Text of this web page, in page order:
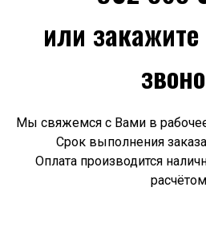
или
Мы свяжемся с Вами в
Срок выполнения
Оплата производится